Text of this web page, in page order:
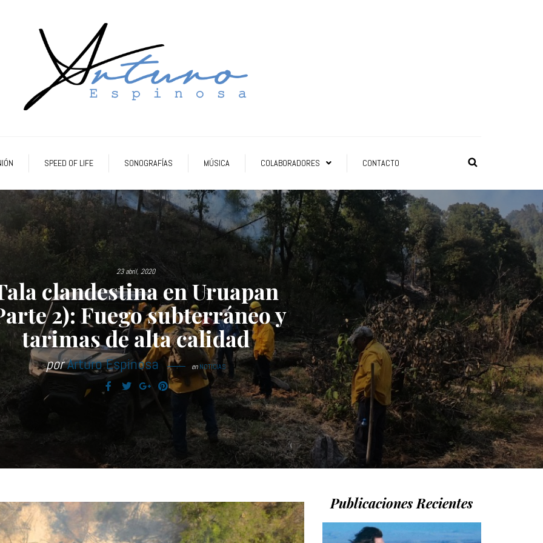
SPEED OF LIFE SONOGRAFÍAS MÚSICA COLABORADORES CONTACTO
23 abril, 2020
clandestina en Uruapan
2): Fuego subterráneo y
tarimas de alta calidad
porArturo Espinosa enNOTICIAS
Publicaciones Recientes